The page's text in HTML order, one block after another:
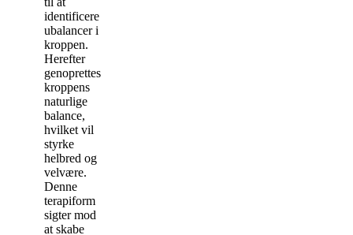
identificere
ubalancer i
kroppen.
Herefter
genoprettes
kroppens
naturlige
balance,
hvilket vil
styrke
helbred og
velvære.
Denne
terapiform
sigter mod
at skabe